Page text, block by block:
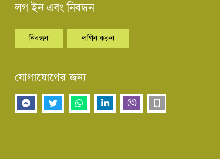
লগ ইন এবং নিবন্ধন
নিবন্ধন লগিন করুন
যোগাযোগের জন্য